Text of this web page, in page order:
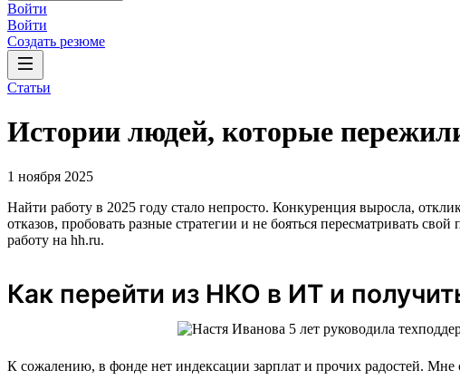
Войти
Войти
Создать резюме
Статьи
Истории людей, которые
1 ноября 2025
Найти работу в 2025 году стало непросто. Конкуренция выросла,
отказов, пробовать разные стратегии и не бояться пересматривать
работу на hh.ru.
Как перейти из НКО в ИТ и
К сожалению, в фонде нет индексации зарплат и прочих радостей. Мне